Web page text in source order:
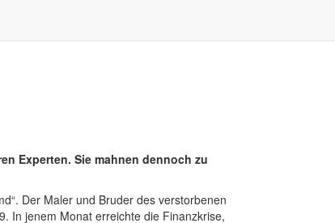
Experten. Sie mahnen dennoch zu
Der Maler und Bruder des verstorbenen
In jenem Monat erreichte die Finanzkrise,